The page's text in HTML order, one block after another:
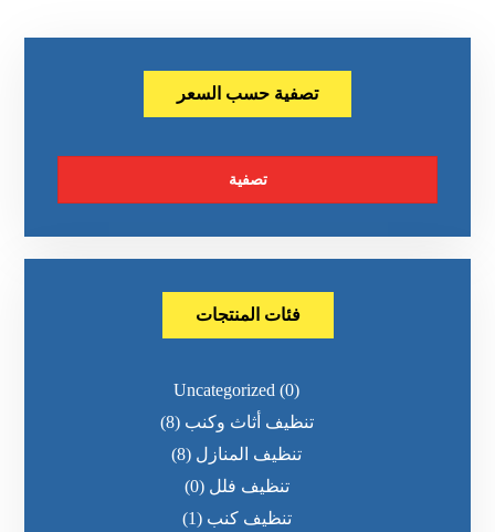
تصفية حسب السعر
تصفية
فئات المنتجات
Uncategorized (0)
تنظيف أثاث وكنب (8)
تنظيف المنازل (8)
تنظيف فلل (0)
تنظيف كنب (1)